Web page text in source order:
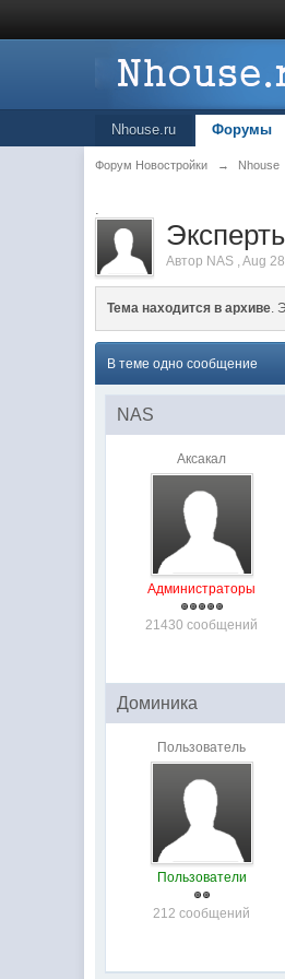
Nhouse.ru Форумы
Форум Новостройки → Nhouse
.
Автор NAS ,Aug
Тема находится в архиве.
В теме одно сообщение
NAS
Аксакал
Администраторы
21430 сообщений
Доминика
Пользователь
Пользователи
212 сообщений